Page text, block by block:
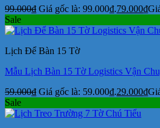
99.000₫ Giá gốc là: 99.000₫.79.000₫
Sale
Lịch Để Bàn 15 Tờ
Mẫu Lịch Bàn 15 Tờ Logistics Vận
59.000₫ Giá gốc là: 59.000₫.29.000₫
Sale